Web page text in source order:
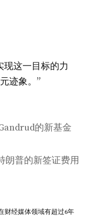
现这一目标的力
迹象。”
的新基金
朗普的新签证费用
财经媒体领域有超过6年